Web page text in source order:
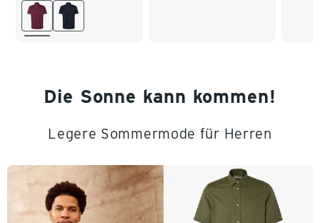
L 52/54
Die Sonne kann kommen!
Legere Sommermode für Herren